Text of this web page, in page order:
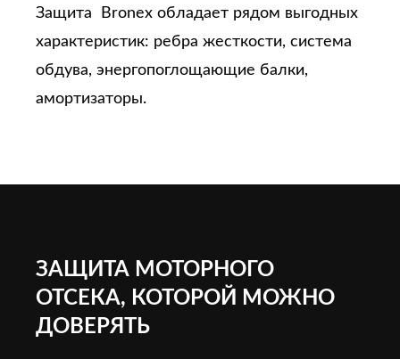
Защита Bronex обладает рядом выгодных
характеристик: ребра жесткости, система
обдува, энергопоглощающие балки,
амортизаторы.
ЗАЩИТА МОТОРНОГО
ОТСЕКА, КОТОРОЙ МОЖНО
ДОВЕРЯТЬ